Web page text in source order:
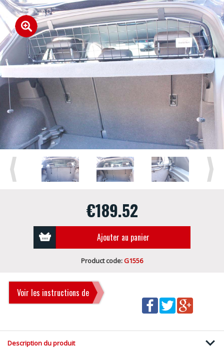
Previous Next
€189.52
Ajouter au panier
Product code:G1556
Voir les instructions de
Description du produit